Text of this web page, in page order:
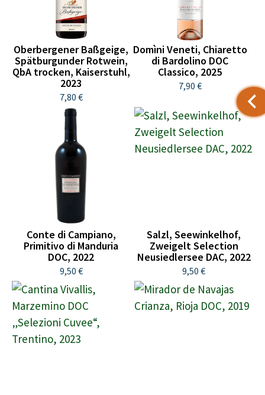
Oberbergener Baßgeige,
Spätburgunder Rotwein,
QbA trocken, Kaiserstuhl,
2023
7,80 €
Domìni Veneti, Chiaretto
di Bardolino DOC
Classico, 2025
7,90 €
Conte di Campiano,
Primitivo di Manduria
DOC, 2022
9,50 €
Salzl, Seewinkelhof,
Zweigelt Selection
Neusiedlersee DAC, 2022
9,50 €